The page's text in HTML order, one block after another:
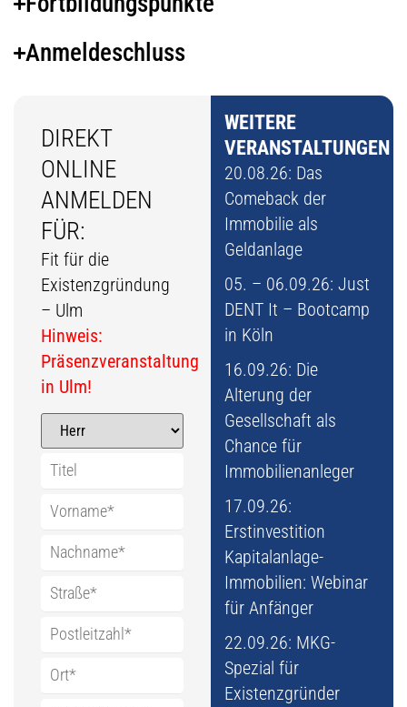
Anmeldeschluss
DIREKT
ONLINE
ANMELDEN
FÜR:
Fit für die
Existenzgründung
– Ulm
Hinweis:
Präsenzveranstaltung
in Ulm!
WEITERE
VERANSTALTUNGEN
20.08.26: Das
Comeback der
Immobilie als
Geldanlage
05. – 06.09.26: Just
DENT It – Bootcamp
in Köln
16.09.26: Die
Alterung der
Gesellschaft als
Chance für
Immobilienanleger
17.09.26:
Erstinvestition
Kapitalanlage-
Immobilien: Webinar
für Anfänger
22.09.26: MKG-
Spezial für
Existenzgründer